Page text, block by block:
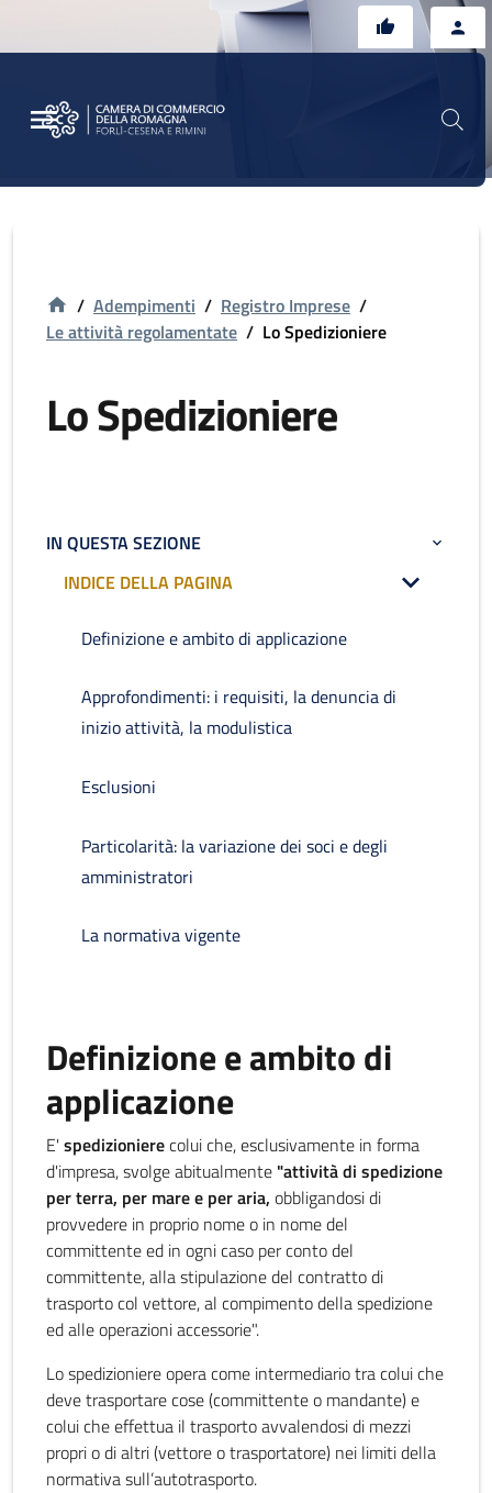
/ Adempimenti / Registro Imprese /
Le attività regolamentate / Lo Spedizioniere
Lo Spedizioniere
IN QUESTA SEZIONE
INDICE DELLA PAGINA
Definizione e ambito di applicazione
Approfondimenti: i requisiti, la denuncia di
inizio attività, la modulistica
Esclusioni
Particolarità: la variazione dei soci e degli
amministratori
La normativa vigente
Definizione e ambito di
applicazione
E' spedizionierecolui che, esclusivamente in forma
d'impresa, svolge abitualmente "attività di spedizione
per terra, per mare e per aria, obbligandosi di
provvedere in proprio nome o in nome del
committente ed in ogni caso per conto del
committente, alla stipulazione del contratto di
trasporto col vettore, al compimento della spedizione
ed alle operazioni accessorie".
Lo spedizioniere opera come intermediario tra colui che
deve trasportare cose (committente o mandante) e
colui che effettua il trasporto avvalendosi di mezzi
propri o di altri (vettore o trasportatore) nei limiti della
normativa sull’autotrasporto.